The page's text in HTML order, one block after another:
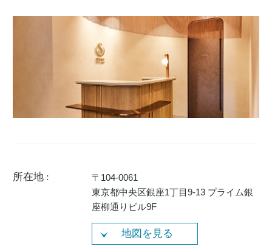
所在地 :
〒104-0061
東京都中央区銀座1丁目9-13 プライム銀
座柳通りビル9F
地図を見る